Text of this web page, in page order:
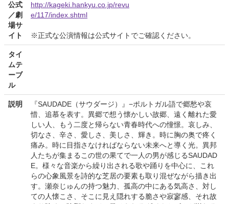
公式
／劇
場サ
イト
http://kageki.hankyu.co.jp/revu
e/117/index.shtml
※正式な公演情報は公式サイトでご確認ください。
タイ
ムテ
ーブ
ル
説明
『SAUDADE（サウダージ）』−ポルトガル語で郷愁や哀
惜、追慕を表す。異郷で想う懐かしい故郷、遠く離れた愛
しい人、もう二度と帰らない青春時代への憧憬。哀しみ、
切なさ、辛さ、愛しさ、美しさ、輝き。時に胸の奥で疼く
痛み。時に目指さなければならない未来へと導く光。異邦
人たちが集まるこの世の果てで一人の男が感じるSAUDAD
E。様々な音楽から繰り出される歌や踊りを中心に、これ
らの心象風景を詩的な芝居の要素も取り混ぜながら描き出
す。瀬奈じゅんの持つ魅力、孤高の中にある気高さ、対し
ての人懐こさ、そこに見え隠れする脆さや寂寥感、それ故